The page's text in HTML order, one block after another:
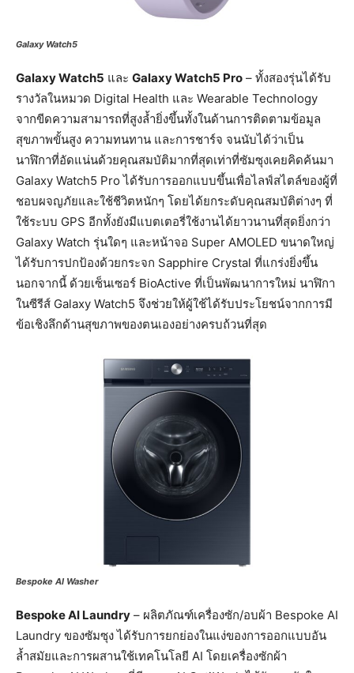
Galaxy Watch5
Galaxy Watch5 และ Galaxy Watch5 Pro – ทั้งสองรุ่นได้รับ
รางวัลในหมวด Digital Health และ Wearable Technology
จากขีดความสามารถที่สูงล้ำยิ่งขึ้นทั้งในด้านการติดตามข้อมูล
สุขภาพขั้นสูง ความทนทาน และการชาร์จ จนนับได้ว่าเป็น
นาฬิกาที่อัดแน่นด้วยคุณสมบัติมากที่สุดเท่าที่ซัมซุงเคยคิดค้นมา
Galaxy Watch5 Pro ได้รับการออกแบบขึ้นเพื่อไลฟ์สไตล์ของผู้ที่
ชอบผจญภัยและใช้ชีวิตหนักๆ โดยได้ยกระดับคุณสมบัติต่างๆ ที่
ใช้ระบบ GPS อีกทั้งยังมีแบตเตอรี่ใช้งานได้ยาวนานที่สุดยิ่งกว่า
Galaxy Watch รุ่นใดๆ และหน้าจอ Super AMOLED ขนาดใหญ่
ได้รับการปกป้องด้วยกระจก Sapphire Crystal ที่แกร่งยิ่งขึ้น
นอกจากนี้ ด้วยเซ็นเซอร์ BioActive ที่เป็นพัฒนาการใหม่ นาฬิกา
ในซีรีส์ Galaxy Watch5 จึงช่วยให้ผู้ใช้ได้รับประโยชน์จากการมี
ข้อเชิงลึกด้านสุขภาพของตนเองอย่างครบถ้วนที่สุด
Bespoke AI Washer
Bespoke AI Laundry – ผลิตภัณฑ์เครื่องซัก/อบผ้า Bespoke AI
Laundry ของซัมซุง ได้รับการยกย่องในแง่ของการออกแบบอัน
ล้ำสมัยและการผสานใช้เทคโนโลยี AI โดยเครื่องซักผ้า